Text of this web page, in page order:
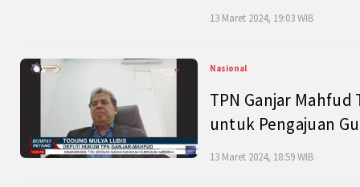
13 Maret 2024, 19:03 WIB
Nasional
TPN Ganjar
untuk Pengajuan
13 Maret 2024, 18:59 WIB